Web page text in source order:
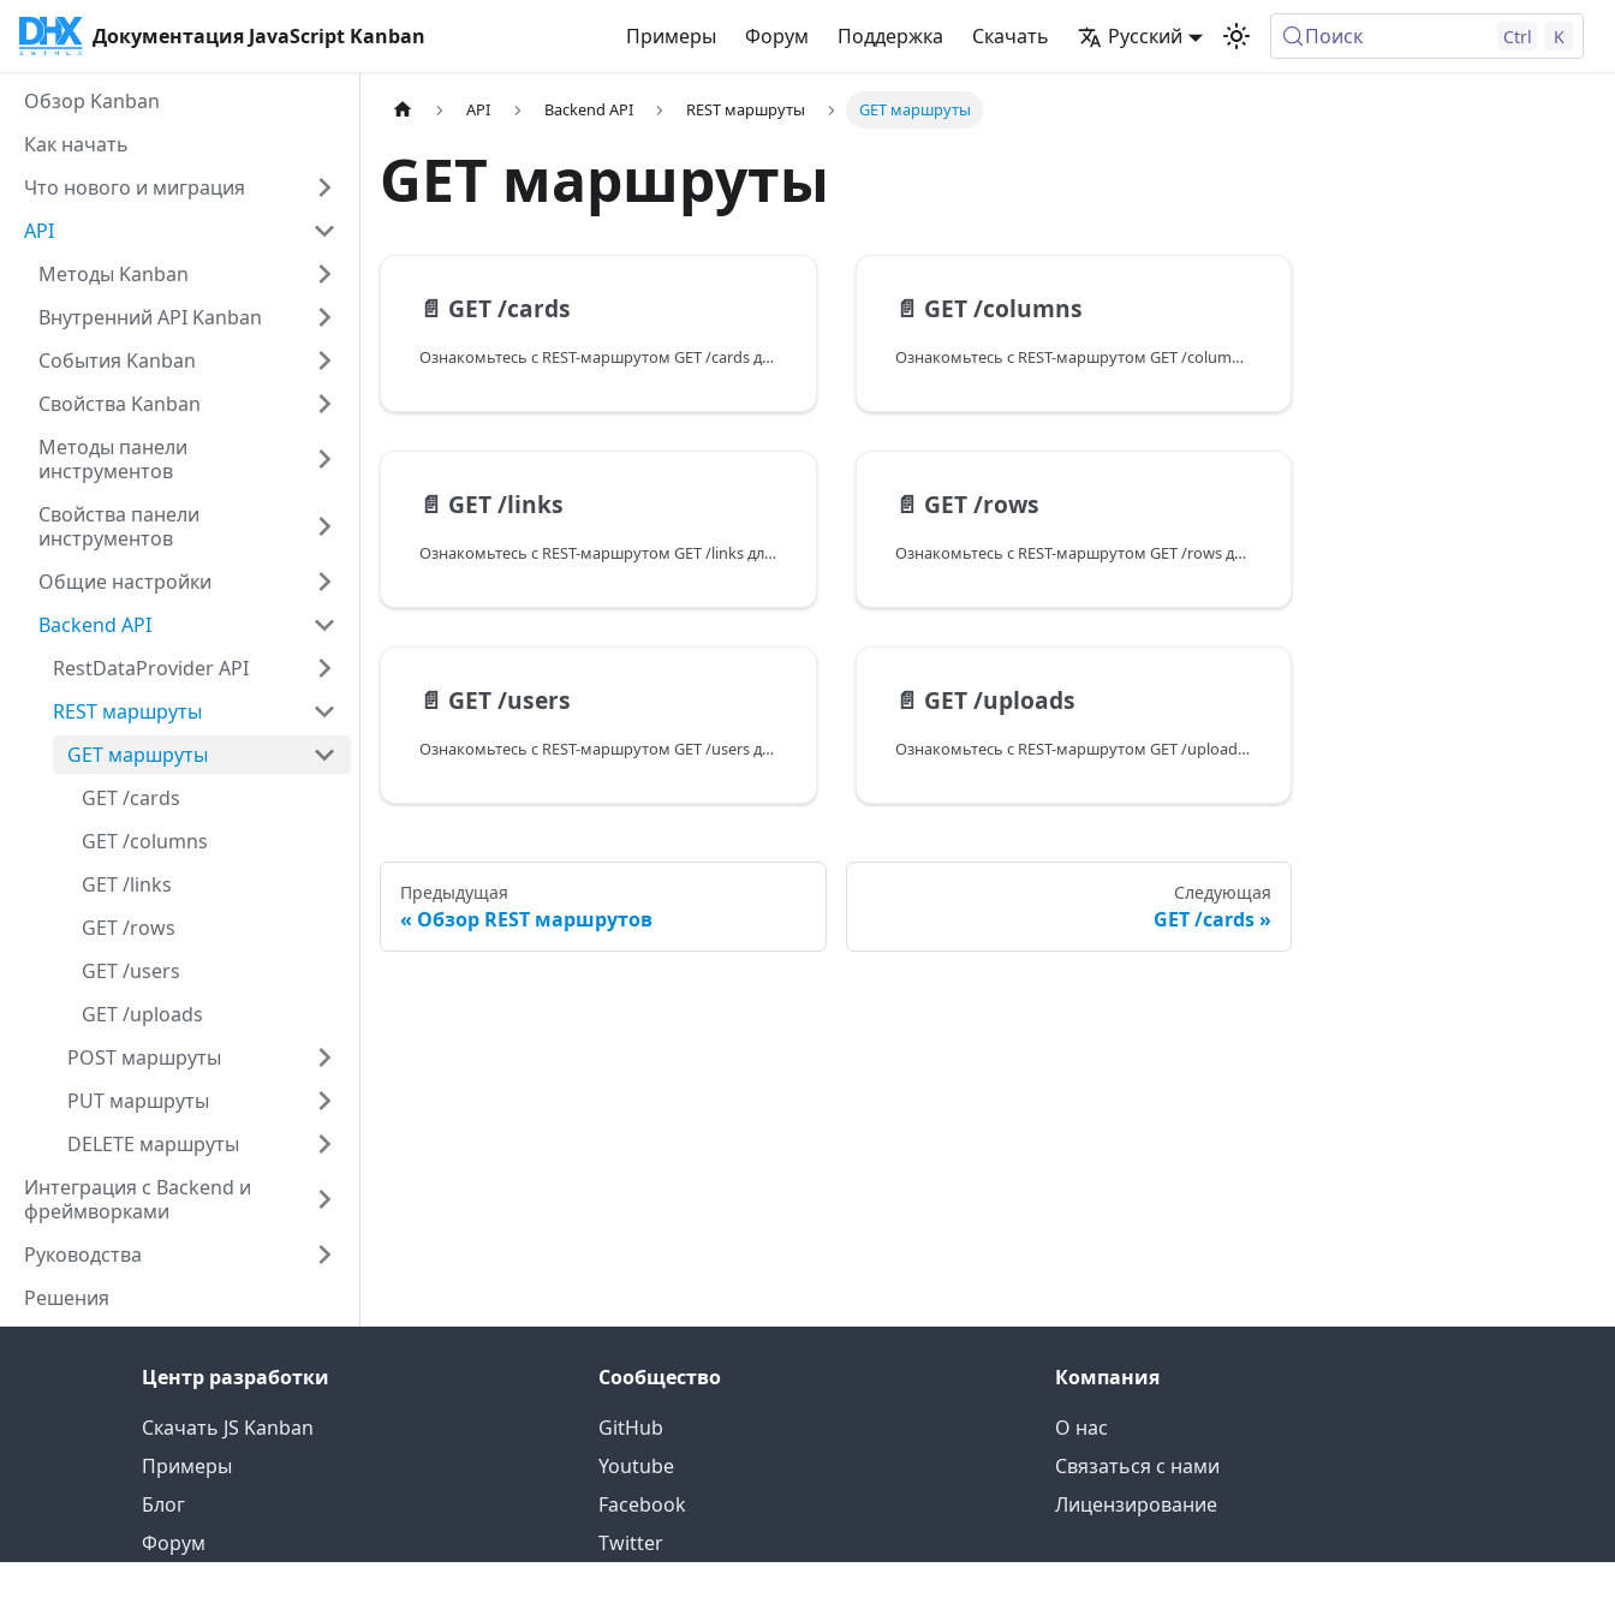
Документация JavaScript Kanban Примеры Форум Поддержка Скачать Русский Поиск Ctrl K
Обзор Kanban
Как начать
Что нового и миграция
API
Методы Kanban
Внутренний API Kanban
События Kanban
Свойства Kanban
Методы панели
инструментов
Свойства панели
инструментов
Общие настройки
Backend API
RestDataProvider API
REST маршруты
GET маршруты
GET /cards
GET /columns
GET /links
GET /rows
GET /users
GET /uploads
POST маршруты
PUT маршруты
DELETE маршруты
Интеграция с Backend и
фреймворками
Руководства
Решения
API Backend API REST маршруты GET маршруты
GET маршруты
📄️ GET /cards
Ознакомьтесь с REST-маршрутом GET /cards для DHTMLX Kanban. Узнайте, как получить данные обо всех карточках в виде JSON-массива.
📄️ GET /columns
Ознакомьтесь с REST-маршрутом GET /columns для DHTMLX Kanban. Узнайте, как получить данные обо всех колонках в виде JSON-массива.
📄️ GET /links
Ознакомьтесь с REST-маршрутом GET /links для DHTMLX Kanban. Узнайте, как получить данные обо всех связях в виде JSON-массива.
📄️ GET /rows
Ознакомьтесь с REST-маршрутом GET /rows для DHTMLX Kanban. Узнайте, как получить данные обо всех строках (swimlanes) в виде JSON-массива.
📄️ GET /users
Ознакомьтесь с REST-маршрутом GET /users для DHTMLX Kanban. Узнайте, как получить данные обо всех пользователях в виде JSON-массива.
📄️ GET /uploads
Ознакомьтесь с REST-маршрутом GET /uploads для DHTMLX Kanban. Узнайте, как получить запрошенный бинарный файл с сервера.
Предыдущая
Обзор REST маршрутов
Следующая
GET /cards
Центр разработки
Скачать JS Kanban
Примеры
Блог
Форум
Сообщество
GitHub
Youtube
Facebook
Twitter
Компания
О нас
Связаться с нами
Лицензирование